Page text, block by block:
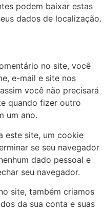
podem baixar estas
dados de localização.
no site, você
e-mail e site nos
você não precisará
quando fizer outro
um ano.
este site, um cookie
se seu navegador
dado pessoal e
seu navegador.
site, também criamos
da sua conta e suas